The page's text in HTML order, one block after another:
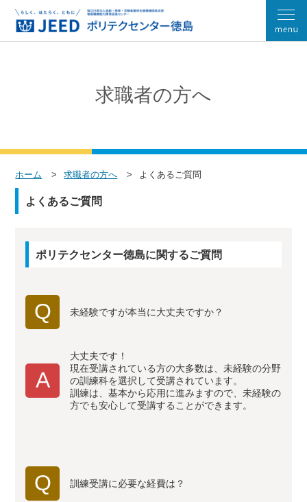
求職者の方へ
ホーム 求職者の方へ よくあるご質問
よくあるご質問
ポリテクセンター徳島に関するご質問
Q 未経験ですが本当に大丈夫ですか？
A
大丈夫です！
現在受講されている方の大多数は、未経験の分野
の訓練科を選択して受講されています。
訓練は、基本から応用に進みますので、未経験の
方でも安心して受講することができます。
Q 訓練受講に必要な経費は？